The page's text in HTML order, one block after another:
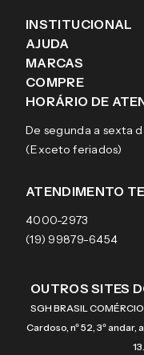
INSTITUCIONAL
Sobre a eÓtica
Aviso de privacidade
Termos e condições de
AJUDA
Trocas e Devoluções
Pagamentos
Garantias
MARCAS
Ray-Ban
Tecnol
Arnette
Burberry
COMPRE
Óculos de sol
Lentes de contato
HORÁRIO DE
De segunda a sexta
(Exceto feriados)
ATENDIMENTO
4000-2973
(19) 99879-6454
OUTROS SITES
SGH BRASIL
Cardoso, nº 52, 3º andar,